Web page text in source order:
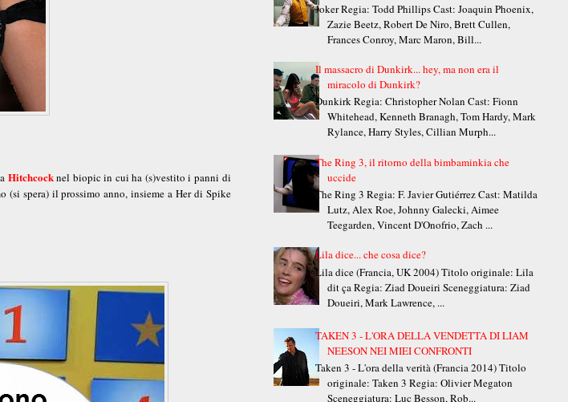
Hitchcocknel biopic in cui ha (s)vestito i panni di
(si spera) il prossimo anno, insieme a Her di Spike
Joker Regia: Todd Phillips Cast: Joaquin Phoenix,
Zazie Beetz, Robert De Niro, Brett Cullen,
Frances Conroy, Marc Maron, Bill...
Il massacro di Dunkirk... hey, ma non era il
miracolo di Dunkirk?
Dunkirk Regia: Christopher Nolan Cast: Fionn
Whitehead, Kenneth Branagh, Tom Hardy, Mark
Rylance, Harry Styles, Cillian Murph...
The Ring 3, il ritorno della bimbaminkia che
uccide
The Ring 3 Regia: F. Javier Gutiérrez Cast: Matilda
Lutz, Alex Roe, Johnny Galecki, Aimee
Teegarden, Vincent D'Onofrio, Zach ...
Lila dice... che cosa dice?
Lila dice (Francia, UK 2004) Titolo originale: Lila
dit ça Regia: Ziad Doueiri Sceneggiatura: Ziad
Doueiri, Mark Lawrence, ...
TAKEN 3 - L'ORA DELLA VENDETTA DI LIAM
NEESON NEI MIEI CONFRONTI
Taken 3 - L'ora della verità (Francia 2014) Titolo
originale: Taken 3 Regia: Olivier Megaton
Sceneggiatura: Luc Besson, Rob...